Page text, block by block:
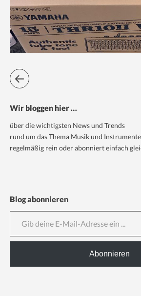
Wir bloggen hier …
über die wichtigsten News und Trends
rund um das Thema Musik und
regelmäßig rein oder abonniert einfach
Blog abonnieren
Gib deine E-Mail-Adresse ein ...
Abonnieren